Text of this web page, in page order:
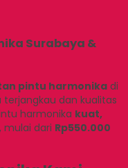
Surabaya &
pintu harmonika di
dan kualitas
harmonika kuat,
, mulai dari Rp550.000